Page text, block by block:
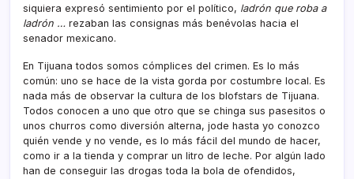
siquiera expresó sentimiento por el polí­tico, ladrón que roba a
ladrón … rezaban las consignas más benévolas hacia el
senador mexicano.
En Tijuana todos somos cómplices del crimen. Es lo más
común: uno se hace de la vista gorda por costumbre local. Es
nada más de observar la cultura de los blofstars de Tijuana.
Todos conocen a uno que otro que se chinga sus pasesitos o
unos churros como diversión alterna, jode hasta yo conozco
quién vende y no vende, es lo más fácil del mundo de hacer,
como ir a la tienda y comprar un litro de leche. Por algún lado
han de conseguir las drogas toda la bola de ofendidos,